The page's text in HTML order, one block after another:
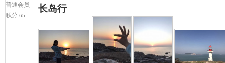
普通会员
积分:65
长岛行